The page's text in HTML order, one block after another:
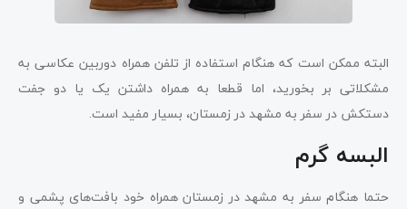
البته ممکن است که هنگام استفاده از تلفن همراه دوربین عکاسی به
مشکلاتی بر بخورید، اما قطعا به همراه داشتن یک یا دو جفت
دستکش در سفر به مشهد در زمستان، بسیار مفید است.
البسه گرم
حتما هنگام سفر به مشهد در زمستان همراه خود بافت‌های پشمی و